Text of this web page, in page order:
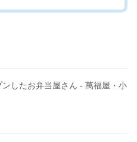
したお弁当屋さん - 萬福屋・小